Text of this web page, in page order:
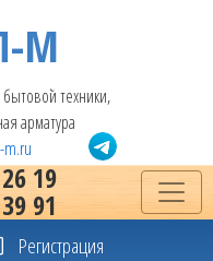
М
техники,
арматура
m.ru
19
91
Регистрация